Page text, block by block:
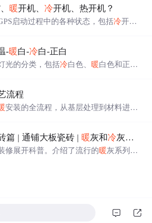
暖开机、冷开机、热开机？
启动过程中的各种状态，包括冷开
-暖白-冷白-正白
光的分类，包括冷白色、 暖白色和正白
还给出了不同颜色灯光对应的灯珠选型
流程
安装的全流程，从基层处理到材料进
暖系统的正确安装提供指导。
篇 | 通铺大板瓷砖 | 暖灰和冷灰的主要区别 | 湿贴和干挂的适用场景和优缺点 | 选择广州瓷砖技巧
修展开科普。介绍了流行的暖灰系列与